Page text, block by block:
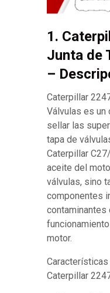
1.
Junta de
–
Caterpillar
Válvulas es un
sellar las
tapa de
Caterpillar
aceite del
válvulas, sino
componentes
contaminantes
motor.
Caterpillar